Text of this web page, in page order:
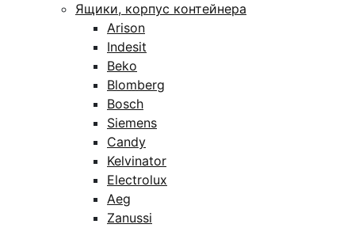
Ящики, корпус контейнера
Arison
Indesit
Beko
Blomberg
Bosch
Siemens
Candy
Kelvinator
Electrolux
Aeg
Zanussi